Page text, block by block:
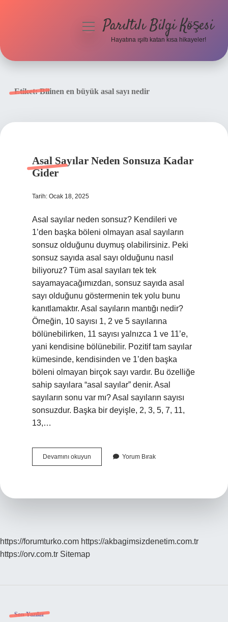
menüyüParıltılı Bilgi Köşesi
Hayatına ışıltı katan kısa hikayeler!
Etiket:Bilinen en büyük asal sayı nedir
Asal Sayılar Neden Sonsuza Kadar
Gider
Tarih: Ocak 18, 2025
Asal sayılar neden sonsuz? Kendileri ve
1’den başka böleni olmayan asal sayıların
sonsuz olduğunu duymuş olabilirsiniz. Peki
sonsuz sayıda asal sayı olduğunu nasıl
biliyoruz? Tüm asal sayıları tek tek
sayamayacağımızdan, sonsuz sayıda asal
sayı olduğunu göstermenin tek yolu bunu
kanıtlamaktır. Asal sayıların mantığı nedir?
Örneğin, 10 sayısı 1, 2 ve 5 sayılarına
bölünebilirken, 11 sayısı yalnızca 1 ve 11’e,
yani kendisine bölünebilir. Pozitif tam sayılar
kümesinde, kendisinden ve 1’den başka
böleni olmayan birçok sayı vardır. Bu özelliğe
sahip sayılara “asal sayılar” denir. Asal
sayıların sonu var mı? Asal sayıların sayısı
sonsuzdur. Başka bir deyişle, 2, 3, 5, 7, 11,
13,…
Devamını okuyun
Sayılar
Yorum Bırak
https://forumturko.com https://akbagimsizdenetim.com.tr
https://orv.com.tr Sitemap
Son Yazılar